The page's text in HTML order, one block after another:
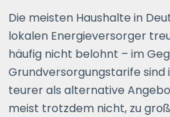
Die meisten Haushalte in
lokalen Energieversorger
häufig nicht belohnt – im
Grundversorgungstarife
teurer als alternative
meist trotzdem nicht, zu